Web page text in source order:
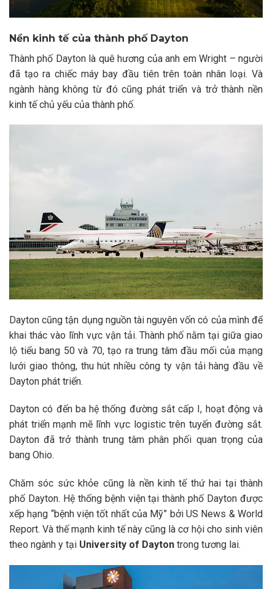
Nền kinh tế của thành phố Dayton
Thành phố Dayton là quê hương của anh em Wright – người
đã tạo ra chiếc máy bay đầu tiên trên toàn nhân loại. Và
ngành hàng không từ đó cũng phát triển và trở thành nền
kinh tế chủ yếu của thành phố.
Dayton cũng tận dụng nguồn tài nguyên vốn có của mình để
khai thác vào lĩnh vực vận tải. Thành phố nằm tại giữa giao
lộ tiểu bang 50 và 70, tạo ra trung tâm đầu mối của mạng
lưới giao thông, thu hút nhiều công ty vận tải hàng đầu về
Dayton phát triển.
Dayton có đến ba hệ thống đường sắt cấp I, hoạt động và
phát triển mạnh mẽ lĩnh vực logistic trên tuyến đường sắt.
Dayton đã trở thành trung tâm phân phối quan trọng của
bang Ohio.
Chăm sóc sức khỏe cũng là nền kinh tế thứ hai tại thành
phố Dayton. Hệ thống bệnh viện tại thành phố Dayton được
xếp hạng “bệnh viện tốt nhất của Mỹ” bởi US News & World
Report. Và thế mạnh kinh tế này cũng là cơ hội cho sinh viên
theo ngành y tại University of Dayton trong tương lai.